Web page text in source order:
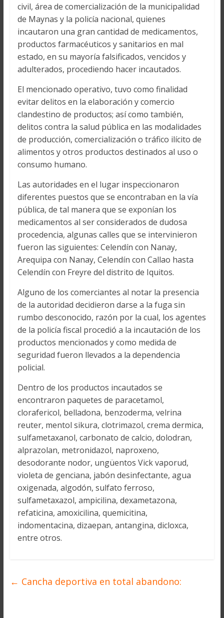
civil, área de comercialización de la municipalidad
de Maynas y la policía nacional, quienes
incautaron una gran cantidad de medicamentos,
productos farmacéuticos y sanitarios en mal
estado, en su mayoría falsificados, vencidos y
adulterados, procediendo hacer incautados.
El mencionado operativo, tuvo como finalidad
evitar delitos en la elaboración y comercio
clandestino de productos; así como también,
delitos contra la salud pública en las modalidades
de producción, comercialización o tráfico ilícito de
alimentos y otros productos destinados al uso o
consumo humano.
Las autoridades en el lugar inspeccionaron
diferentes puestos que se encontraban en la vía
pública, de tal manera que se exponían los
medicamentos al ser considerados de dudosa
procedencia, algunas calles que se intervinieron
fueron las siguientes: Celendín con Nanay,
Arequipa con Nanay, Celendín con Callao hasta
Celendín con Freyre del distrito de Iquitos.
Alguno de los comerciantes al notar la presencia
de la autoridad decidieron darse a la fuga sin
rumbo desconocido, razón por la cual, los agentes
de la policía fiscal procedió a la incautación de los
productos mencionados y como medida de
seguridad fueron llevados a la dependencia
policial.
Dentro de los productos incautados se
encontraron paquetes de paracetamol,
clorafericol, belladona, benzoderma, velrina
reuter, mentol sikura, clotrimazol, crema dermica,
sulfametaxanol, carbonato de calcio, dolodran,
alprazolan, metronidazol, naproxeno,
desodorante nodor, ungüentos Vick vaporud,
violeta de genciana, jabón desinfectante, agua
oxigenada, algodón, sulfato ferroso,
sulfametaxazol, ampicilina, dexametazona,
refaticina, amoxicilina, quemicitina,
indomentacina, dizaepan, antangina, dicloxca,
entre otros.
← Cancha deportiva en total abandono: